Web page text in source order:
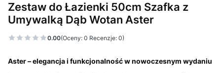
Zestaw do Łazienki 50cm Szafka z
Umywalką Dąb Wotan Aster
0.00(Oceny: 0 Recenzje: 0)
Aster – elegancja i funkcjonalność w nowoczesnym wydaniu